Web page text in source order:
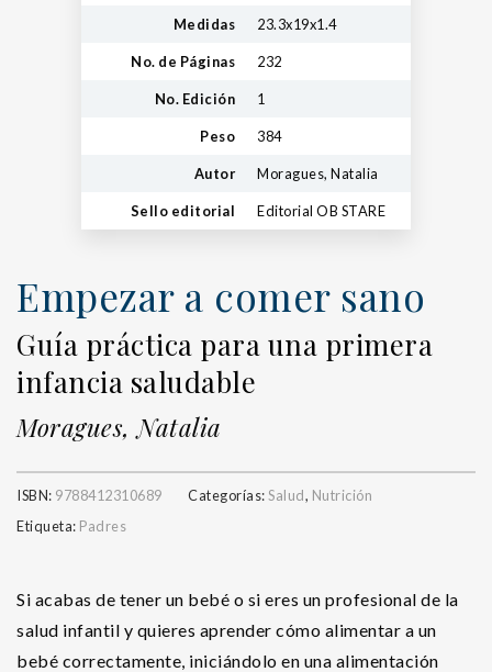
Medidas 23.3x19x1.4
No. de Páginas 232
No. Edición 1
Peso 384
Autor Moragues, Natalia
Sello editorial Editorial OB STARE
Empezar a comer sano
Guía práctica para una primera
infancia saludable
Moragues, Natalia
ISBN: 9788412310689 Categorías:Salud, Nutrición
Etiqueta: Padres
Si acabas de tener un bebé o si eres un profesional de la
salud infantil y quieres aprender cómo alimentar a un
bebé correctamente, iniciándolo en una alimentación